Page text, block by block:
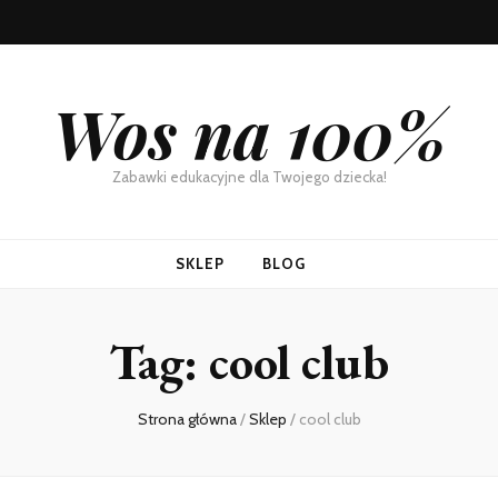
Wos na 100%
Zabawki edukacyjne dla Twojego dziecka!
SKLEP BLOG
Tag: cool club
Strona główna/Sklep / cool club